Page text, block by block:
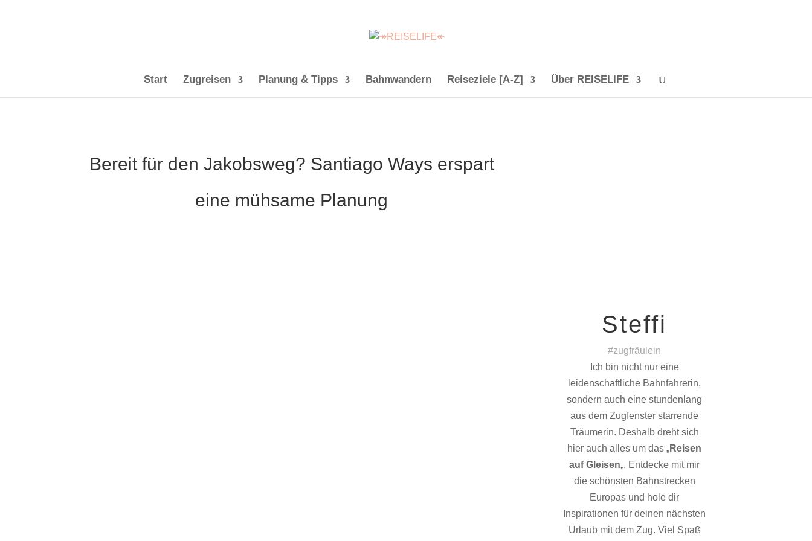
Start Zugreisen Planung & Tipps Bahnwandern Reiseziele [A-Z] Über REISELIFE
Bereit für den Jakobsweg? Santiago Ways erspart
eine mühsame Planung
Steffi
#zugfräulein
Ich bin nicht nur eine
leidenschaftliche Bahnfahrerin,
sondern auch eine stundenlang
aus dem Zugfenster starrende
Träumerin. Deshalb dreht sich
hier auch alles um das „Reisen
auf Gleisen„. Entdecke mit mir
die schönsten Bahnstrecken
Europas und hole dir
Inspirationen für deinen nächsten
Urlaub mit dem Zug. Viel Spaß